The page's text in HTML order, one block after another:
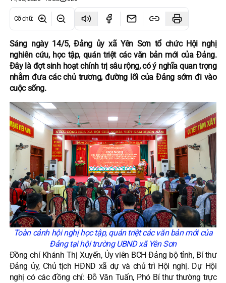
Cỡ chữ:
Sáng ngày 14/5, Đảng ủy xã Yên Sơn tổ chức Hội nghị
nghiên cứu, học tập, quán triệt các văn bản mới của Đảng.
Đây là đợt sinh hoạt chính trị sâu rộng, có ý nghĩa quan trọng
nhằm đưa các chủ trương, đường lối của Đảng sớm đi vào
cuộc sống.
Toàn cảnh hội nghị học tập, quán triệt các văn bản mới của
Đảng tại hội trường UBND xã Yên Sơn
Đồng chí Khánh Thị Xuyến, Ủy viên BCH Đảng bộ tỉnh, Bí thư
Đảng ủy, Chủ tịch HĐND xã dự và chủ trì Hội nghị. Dự Hội
nghị có các đồng chí: Đỗ Văn Tuấn, Phó Bí thư thường trực